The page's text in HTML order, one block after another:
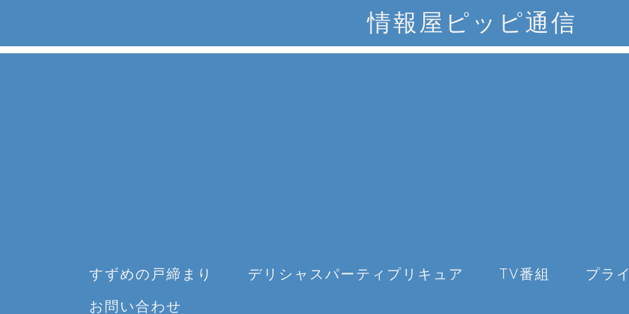
情報屋ピッピ通信
すずめの戸締まり デリシャスパーティプリキュア TV番組
プラ
お問い合わせ